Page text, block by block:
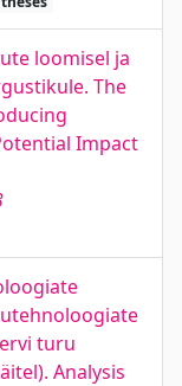
loomisel ja
The
Impact
turu
Analysis